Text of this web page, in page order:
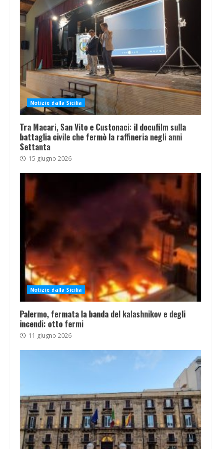
Notizie dalla Sicilia
Tra Macari, San Vito e Custonaci: il docufilm sulla
battaglia civile che fermò la raffineria negli anni
Settanta
15 giugno 2026
Notizie dalla Sicilia
Palermo, fermata la banda del kalashnikov e degli
incendi: otto fermi
11 giugno 2026